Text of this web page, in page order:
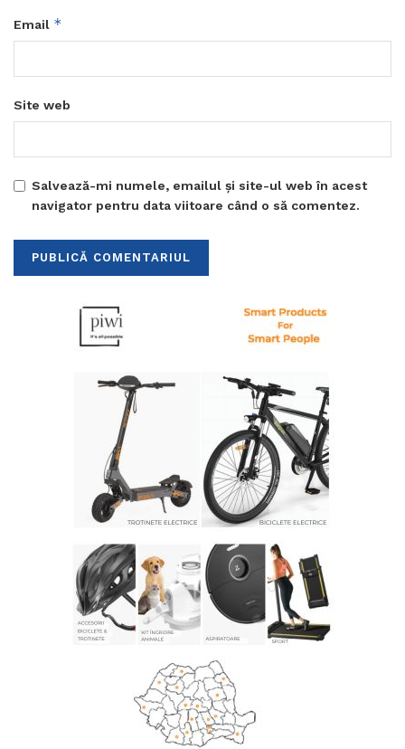
Email *
Site web
Salvează-mi numele, emailul și site-ul web în acest
navigator pentru data viitoare când o să comentez.